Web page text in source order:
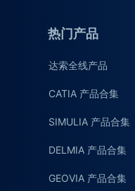
热门产品
达索全线产品
CATIA 产品合集
SIMULIA 产品合集
DELMIA 产品合集
GEOVIA 产品合集